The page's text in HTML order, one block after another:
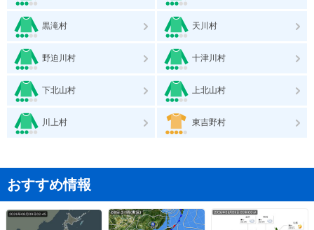
黒滝村 天川村
野迫川村 十津川村
下北山村 上北山村
川上村 東吉野村
おすすめ情報